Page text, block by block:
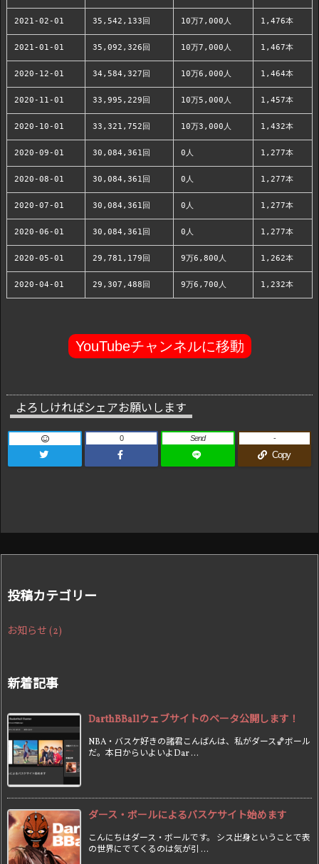
2021-02-01 35,542,133回 10万7,000人 1,476本
2021-01-01 35,092,326回 10万7,000人 1,467本
2020-12-01 34,584,327回 10万6,000人 1,464本
2020-11-01 33,995,229回 10万5,000人 1,457本
2020-10-01 33,321,752回 10万3,000人 1,432本
2020-09-01 30,084,361回 0人 1,277本
2020-08-01 30,084,361回 0人 1,277本
2020-07-01 30,084,361回 0人 1,277本
2020-06-01 30,084,361回 0人 1,277本
2020-05-01 29,781,179回 9万6,800人 1,262本
2020-04-01 29,307,488回 9万6,700人 1,232本
YouTubeチャンネルに移動
よろしければシェアお願いします
0 Send
Copy
-
投稿カテゴリー
お知らせ (2)
新着記事
DarthBBallウェブサイトのベータ公開します！
NBA・バスケ好きの諸君こんばんは、私がダース🏀ボール
だ。本日からいよいよDar ...
ダース・ボールによるバスケサイト始めます
こんにちはダース・ボールです。 シス出身ということで表
の世界にでてくるのは気が引 ...